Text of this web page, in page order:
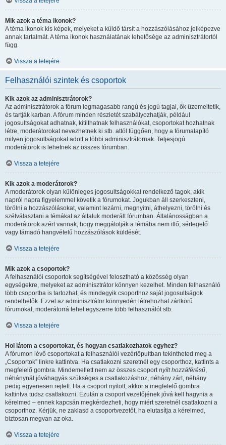
Mik azok a téma ikonok?
A téma ikonok kis képek, melyeket a küldő társít a hozzászólásához jelképezve
annak tartalmát. A téma ikonok használatának lehetősége az adminisztrátortól
függ.
Vissza a tetejére
Felhasználói szintek és csoportok
Kik azok az adminisztrátorok?
Az adminisztrátorok a fórum legmagasabb rangú és jogú tagjai, ők üzemeltetik,
és tartják karban. A fórum minden részletét szabályozhatják, például
jogosultságokat adhatnak, kitilthatnak felhasználókat, csoportokat hozhatnak
létre, moderátorokat nevezhetnek ki stb. attól függően, hogy a fórumalapító
milyen jogosultságokat adott a többi adminisztrátornak. Teljesjogú
moderátorok is lehetnek az összes fórumban.
Vissza a tetejére
Kik azok a moderátorok?
A moderátorok olyan különleges jogosultságokkal rendelkező tagok, akik
napról napra figyelemmel követik a fórumokat. Jogukban áll szerkeszteni,
törölni a hozzászólásokat, valamint lezárni, megnyitni, áthelyezni, törölni és
szétválasztani a témákat az általuk moderált fórumban. Általánosságban a
moderátorok azért vannak, hogy meggátolják a témába nem illő, sértegető
vagy támadó hangvételű hozzászólások küldését.
Vissza a tetejére
Mik azok a csoportok?
A felhasználói csoportok segítségével felosztható a közösség olyan
egységekre, melyeket az adminisztrátor könnyen kezelhet. Minden felhasználó
több csoportba is tartozhat, és mindegyik csoporthoz saját jogosultságok
rendelhetők. Ezzel az adminisztrátor könnyedén létrehozhat zártkörű
fórumokat, moderátorrá tehet egyszerre több felhasználót stb.
Vissza a tetejére
Hol látom a csoportokat, és hogyan csatlakozhatok egyhez?
A fórumon lévő csoportokat a felhasználói vezérlőpultban tekintheted meg a
„Csoportok” linkre kattintva. Ha csatlakozni szeretnél egy csoporthoz, kattints a
megfelelő gombra. Mindemellett nem az összes csoportnyílt hozzáférésű,
néhánynál jóváhagyás szükséges a csatlakozáshoz, néhány zárt, néhány
pedig egyenesen rejtett. Ha a csoport nyitott, akkor a megfelelő gombra
kattintva tudsz csatlakozni. Ezután a csoport vezetőjének jóvá kell hagynia a
kérelmed – ennek kapcsán megkérdezheti, hogy miért szeretnél csatlakozni a
csoporthoz. Kérjük, ne zaklasd a csoportvezetőt, ha elutasítja a kérelmed,
biztosan megvan az oka.
Vissza a tetejére